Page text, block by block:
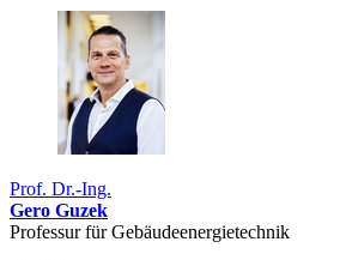
Prof. Dr.-Ing.
Gero Guzek
Professur für Gebäudeenergietechnik